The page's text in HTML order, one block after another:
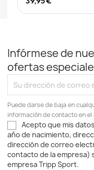
Infórmese de
ofertas
Puede darse de baja en
información de contacto en el
Acepto que mis
año de nacimiento,
dirección de correo
contacto de la empresa)
empresa Tripp Sport.